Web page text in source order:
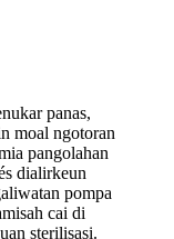
panas,
moal ngotoran
pangolahan
dialirkeun
pompa
cai di
sterilisasi.